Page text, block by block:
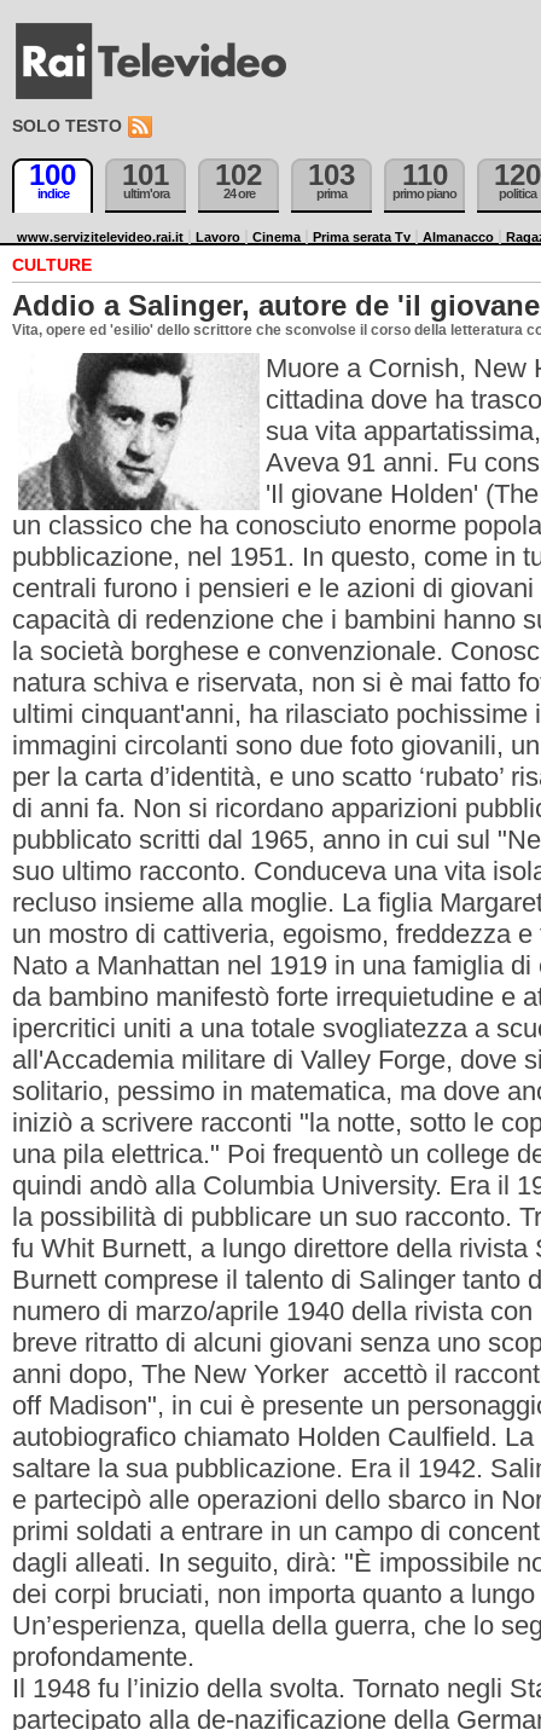
SOLO TESTO
100
indice
101
ultim'ora
102
24 ore
103
prima
110
primo piano
120
politica
www.servizitelevideo.rai.it Lavoro Cinema Prima serata Tv Almanacco
CULTURE
Addio a Salinger, autore de 'il
Vita, opere ed 'esilio' dello scrittore che sconvolse il corso della letteratura
Muore a Cornish, New
cittadina dove ha
sua vita
Aveva 91 anni. Fu
'Il giovane Holden'
un classico che ha conosciuto enorme
pubblicazione, nel 1951. In questo, come in
centrali furono i pensieri e le azioni di
capacità di redenzione che i bambini hanno
la società borghese e convenzionale.
natura schiva e riservata, non si è mai fatto
ultimi cinquant'anni, ha rilasciato pochissime
immagini circolanti sono due foto giovanili,
per la carta d’identità, e uno scatto ‘rubato’
di anni fa. Non si ricordano apparizioni
pubblicato scritti dal 1965, anno in cui sul
suo ultimo racconto. Conduceva una vita
recluso insieme alla moglie. La figlia
un mostro di cattiveria, egoismo, freddezza
Nato a Manhattan nel 1919 in una famiglia
da bambino manifestò forte irrequietudine e
ipercritici uniti a una totale svogliatezza a
all'Accademia militare di Valley Forge, dove
solitario, pessimo in matematica, ma dove
iniziò a scrivere racconti "la notte, sotto le
una pila elettrica." Poi frequentò un college
quindi andò alla Columbia University. Era il
la possibilità di pubblicare un suo racconto.
fu Whit Burnett, a lungo direttore della rivista
Burnett comprese il talento di Salinger tanto
numero di marzo/aprile 1940 della rivista
breve ritratto di alcuni giovani senza uno
anni dopo, The New Yorker accettò il
off Madison", in cui è presente un
autobiografico chiamato Holden Caulfield.
saltare la sua pubblicazione. Era il 1942.
e partecipò alle operazioni dello sbarco in
primi soldati a entrare in un campo di
dagli alleati. In seguito, dirà: "È impossibile
dei corpi bruciati, non importa quanto a
Un’esperienza, quella della guerra, che lo
profondamente.
Il 1948 fu l’inizio della svolta. Tornato negli
partecipato alla de-nazificazione della